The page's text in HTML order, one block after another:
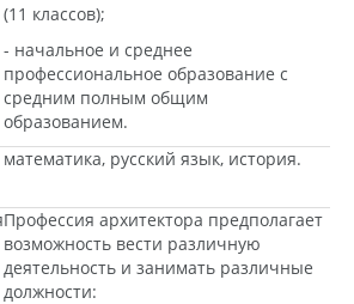
(11 классов);
- начальное и среднее
профессиональное образование с
средним полным общим
образованием.
математика, русский язык, история.
Профессия архитектора предполагает
возможность вести различную
деятельность и занимать различные
должности: